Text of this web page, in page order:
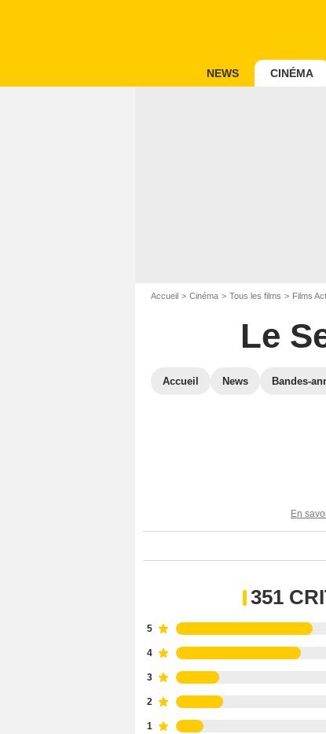
NEWS CINÉMA
Accueil Cinéma Tous les films Films
Le
Accueil News Bandes-
En
351
5
4
3
2
1